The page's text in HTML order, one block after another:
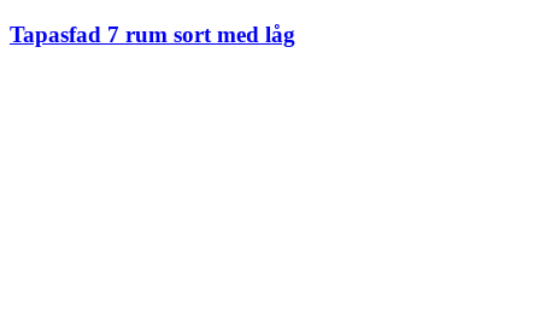
Tapasfad 7 rum sort med låg